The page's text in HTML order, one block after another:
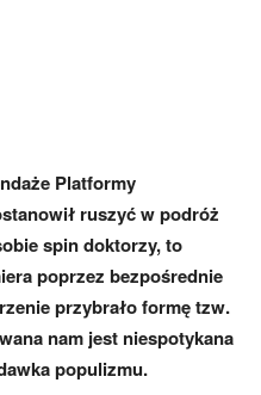
Platformy
ruszyć w podróż
spin doktorzy, to
poprzez bezpośrednie
przybrało formę tzw.
nam jest niespotykana
populizmu.